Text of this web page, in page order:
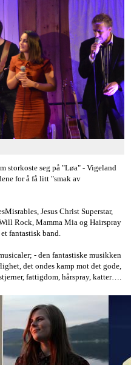
storkoste seg på "Løa" - Vigeland
for å få litt "smak av
Jesus Christ Superstar,
Rock, Mamma Mia og Hairspray
fantastisk band.
- den fantastiske musikken
det ondes kamp mot det gode,
fattigdom, hårspray, katter….